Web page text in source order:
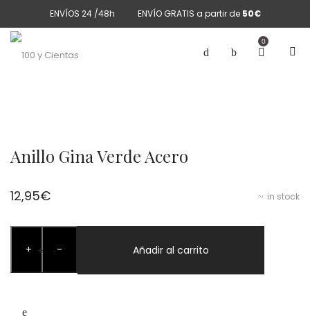
ENVÍOS 24 /48h ENVÍO GRATIS a partir de 50€
0
Anillo Gina Verde Acero
in stock
12,95€
+ -Gina
+ - Añadir al carrito